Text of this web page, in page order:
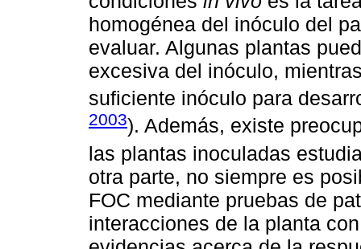
homogénea del inóculo del
evaluar. Algunas plantas
excesiva del inóculo,
suficiente inóculo para
2003). Además, existe
las plantas inoculadas
otra parte, no siempre es
FOC mediante pruebas de
interacciones de la planta